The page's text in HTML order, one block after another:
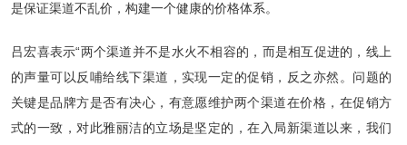
是保证渠道不乱价，构建一个健康的价格体系。
吕宏喜表示“两个渠道并不是水火不相容的，而是相互促进的，线上
的声量可以反哺给线下渠道，实现一定的促销，反之亦然。问题的
关键是品牌方是否有决心，有意愿维护两个渠道在价格，在促销方
式的一致，对此雅丽洁的立场是坚定的，在入局新渠道以来，我们